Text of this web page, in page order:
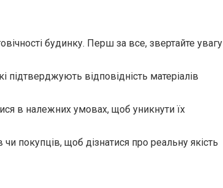
будинку. Перш за все, звертайте увагу
підтверджують відповідність матеріалів
в належних умовах, щоб уникнути їх
покупців, щоб дізнатися про реальну якість